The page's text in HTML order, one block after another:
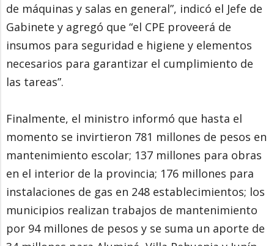
de máquinas y salas en general”, indicó el Jefe de
Gabinete y agregó que “el CPE proveerá de
insumos para seguridad e higiene y elementos
necesarios para garantizar el cumplimiento de
las tareas”.
Finalmente, el ministro informó que hasta el
momento se invirtieron 781 millones de pesos en
mantenimiento escolar; 137 millones para obras
en el interior de la provincia; 176 millones para
instalaciones de gas en 248 establecimientos; los
municipios realizan trabajos de mantenimiento
por 94 millones de pesos y se suma un aporte de